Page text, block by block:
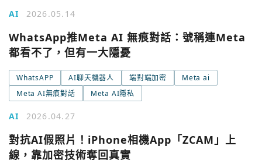
AI 2026.05.14
WhatsApp推Meta AI 無痕對話：號稱連Meta
都看不了，但有一大隱憂
WhatsAPP AI聊天機器人 端對端加密
Meta ai
Meta AI無痕對話
Meta AI隱私
AI 2026.04.27
對抗AI假照片！iPhone相機App「ZCAM」上
線，靠加密技術奪回真實